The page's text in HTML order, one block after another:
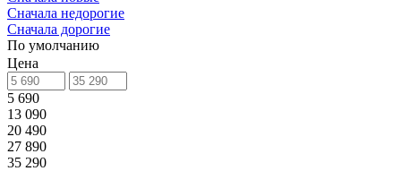
Сначала недорогие
Сначала дорогие
По умолчанию
Цена
5 690
13 090
20 490
27 890
35 290